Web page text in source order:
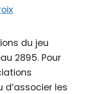
du jeu
2895. Pour
les